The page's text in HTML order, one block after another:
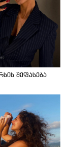
შეფასება